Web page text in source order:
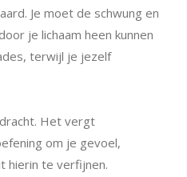
Je moet de schwung en
je lichaam heen kunnen
terwijl je jezelf
Het vergt
om je gevoel,
hierin te verfijnen.